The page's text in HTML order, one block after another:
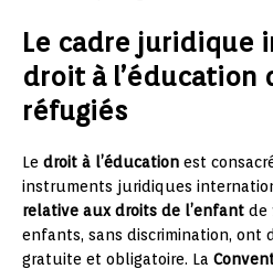
Le cadre juridique
droit à l’éducation
réfugiés
Le droit à l’éducation est
instruments juridiques
relative aux droits de l’enfant de
enfants, sans discrimination, ont
gratuite et obligatoire. La